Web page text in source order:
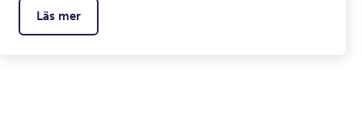
Läs mer